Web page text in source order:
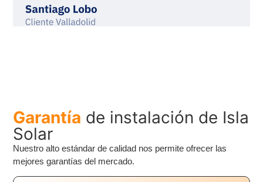
Garantía de instalación de Isla
Solar
Nuestro alto estándar de calidad nos permite ofrecer las
mejores garantías del mercado.